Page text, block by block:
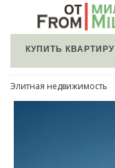
КУПИТЬ КВАРТИРУ
Элитная недвижимость